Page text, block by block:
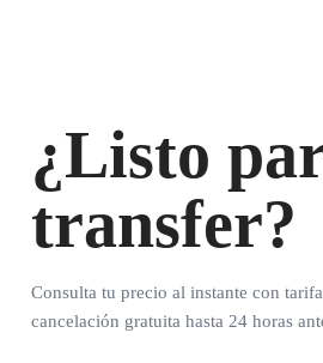
¿Listo
transfer?
Consulta tu precio al instante con
cancelación gratuita hasta 24 horas